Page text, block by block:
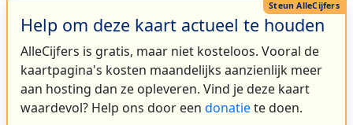
Help om deze kaart actueel te houden
AlleCijfers is gratis, maar niet kosteloos. Vooral de
kaartpagina's kosten maandelijks aanzienlijk meer
aan hosting dan ze opleveren. Vind je deze kaart
waardevol? Help ons door een donatiete doen.